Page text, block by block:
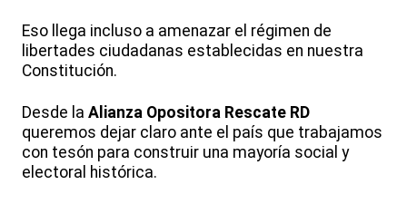
Eso llega incluso a amenazar el régimen de
libertades ciudadanas establecidas en nuestra
Constitución.
Desde la Alianza Opositora Rescate RD
queremos dejar claro ante el país que trabajamos
con tesón para construir una mayoría social y
electoral histórica.